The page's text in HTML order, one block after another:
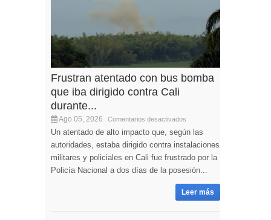
Frustran atentado con bus bomba
que iba dirigido contra Cali
durante...
Ago 05, 2026 Comentarios desactivados
Un atentado de alto impacto que, según las
autoridades, estaba dirigido contra instalaciones
militares y policiales en Cali fue frustrado por la
Policía Nacional a dos días de la posesión...
Leer más